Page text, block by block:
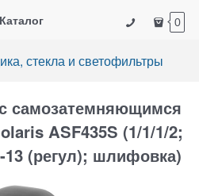
Каталог 0
стекла и светофильтры
самозатемняющимся
ASF435S (1/1/1/2;
(регул); шлифовка)